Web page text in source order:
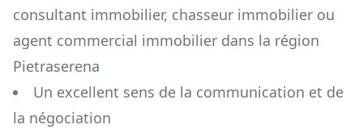
consultant immobilier, chasseur immobilier ou
agent commercial immobilier dans la région
Pietraserena
Un excellent sens de la communication et de
la négociation